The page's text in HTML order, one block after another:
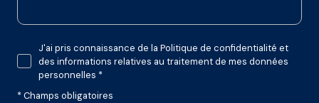
J'ai pris connaissance de la Politique de confidentialité et
des informations relatives au traitement de mes données
personnelles *
* Champs obligatoires